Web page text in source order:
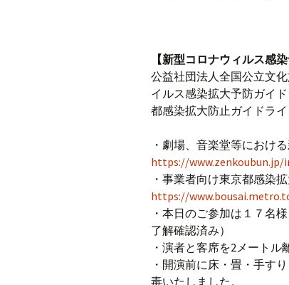
【新型コロナウィルス感
公益社団法人全国公立文
イルス感染拡大予防ガイ
都感染拡大防止ガイドラ
・劇場、音楽堂等におけ
https://www.zenkoubun.jp/
・事業者向け東京都感染
https://
・本日のご参加は１７名
了解確認済み）
・演者と客席を2メートル
・開演前に床・畳・手す
毒いたしました。